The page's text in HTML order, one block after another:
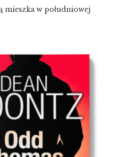
mieszka w południowej